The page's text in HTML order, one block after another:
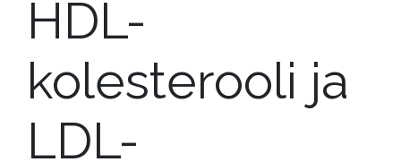
HDL-
kolesterooli ja
LDL-